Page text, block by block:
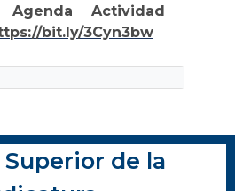
Actividad
bit.ly/3Cyn3bw
Superior de la